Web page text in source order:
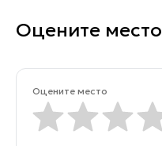
Оцените место
Оцените место